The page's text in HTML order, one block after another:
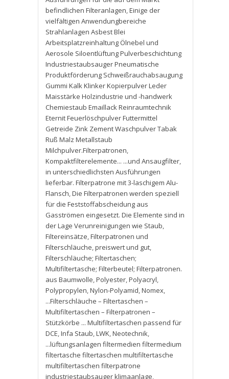
befindlichen Filteranlagen,Einige der
vielfältigen Anwendungbereiche
Strahlanlagen Asbest Blei
Arbeitsplatzreinhaltung Ölnebel und
Aerosole Siloentlüftung Pulverbeschichtung
Industriestaubsauger Pneumatische
Produktförderung Schweißrauchabsaugung
Gummi Kalk Klinker Kopierpulver Leder
Maisstärke Holzindustrie und -handwerk
Chemiestaub Emaillack Reinraumtechnik
Eternit Feuerlöschpulver Futtermittel
Getreide Zink Zement Waschpulver Tabak
Ruß Malz Metallstaub
Milchpulver.Filterpatronen,
Kompaktfilterelemente... ...und Ansaugfilter,
in unterschiedlichsten Ausführungen
lieferbar. Filterpatrone mit 3-laschigem Alu-
Flansch,Die Filterpatronen werden speziell
für die Feststoffabscheidung aus
Gasströmen eingesetzt. Die Elemente sind in
der Lage Verunreinigungen wie Staub,
Filtereinsätze,Filterpatronen und
Filterschläuche,preiswert und gut,
Filterschläuche; Filtertaschen;
Multifiltertasche; Filterbeutel; Filterpatronen.
aus Baumwolle,Polyester,Polyacryl,
Polypropylen,Nylon-Polyamid,Nomex,
...Filterschläuche – Filtertaschen –
Multifiltertaschen – Filterpatronen –
Stützkörbe ... Multifiltertaschen passend für
DCE,Infa Staub,LWK,Neotechnik,
...lüftungsanlagen filtermedien filtermedium
filtertasche filtertaschen multifiltertasche
multifiltertaschen filterpatrone
industriestaubsauger klimaanlage,